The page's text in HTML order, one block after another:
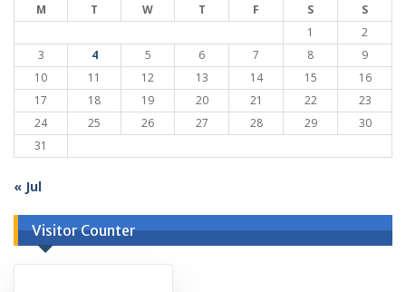
M T W T F S
S
1
2
3
4 5 6 7 8
9
10
11 12 13 14 15
16
17
18 19 20 21 22
23
24
25 26 27 28 29
30
31
« Jul
Visitor Counter